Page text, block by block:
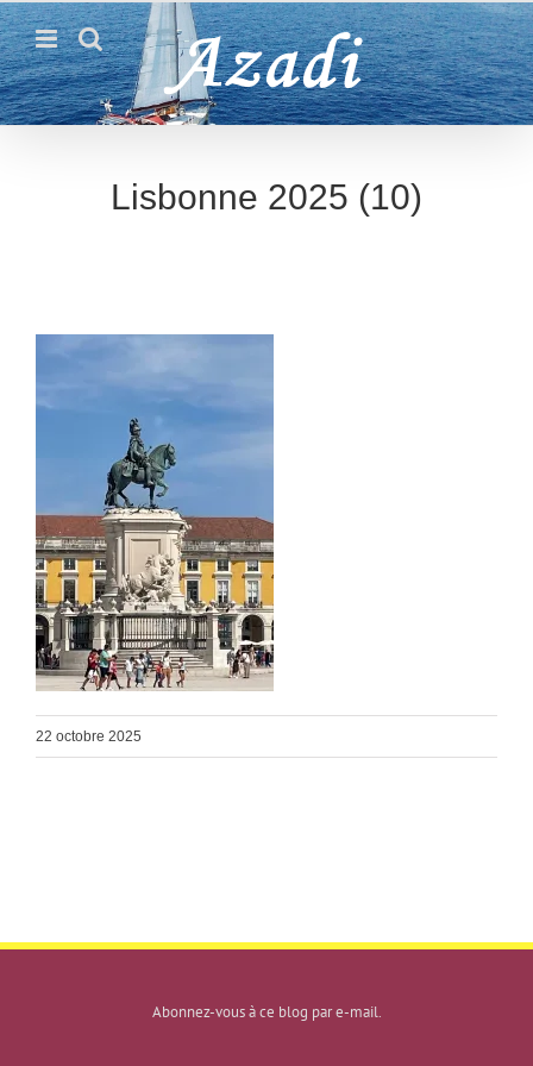
Passer
au
contenu
Lisbonne 2025 (10)
22 octobre 2025
Abonnez-vous à ce blog par e-mail.